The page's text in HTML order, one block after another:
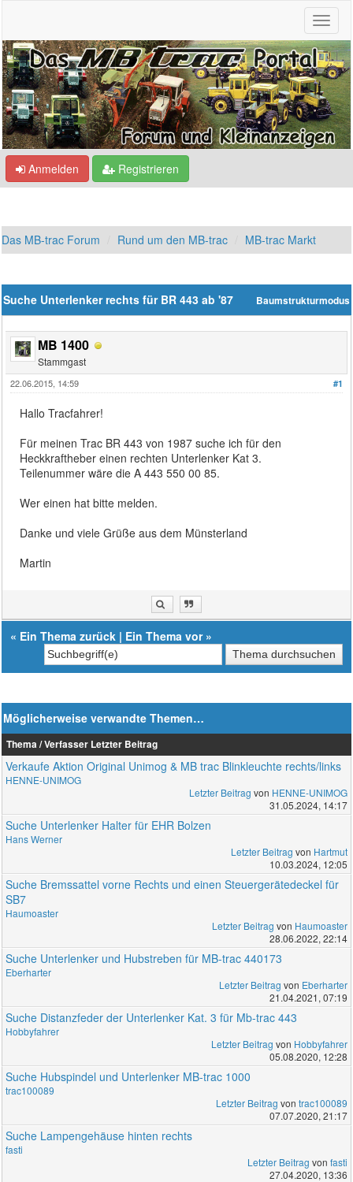
Anmelden Registrieren
Das MB-trac Forum Rund um den MB-trac MB-trac Markt
Baumstrukturmodus
Suche Unterlenker rechts für BR 443 ab '87
MB 1400
Stammgast
#1
22.06.2015, 14:59
Hallo Tracfahrer!
Für meinen Trac BR 443 von 1987 suche ich für den
Heckkraftheber einen rechten Unterlenker Kat 3.
Teilenummer wäre die A 443 550 00 85.
Wer einen hat bitte melden.
Danke und viele Grüße aus dem Münsterland
Martin
« Ein Thema zurück | Ein Thema vor»
Möglicherweise verwandte Themen…
Thema / Verfasser Letzter Beitrag
Verkaufe Aktion Original Unimog & MB trac Blinkleuchte rechts/links
HENNE-UNIMOG
Letzter Beitrag von HENNE-UNIMOG
31.05.2024, 14:17
Suche Unterlenker Halter für EHR Bolzen
Hans Werner
Letzter Beitrag von Hartmut
10.03.2024, 12:05
Suche Bremssattel vorne Rechts und einen Steuergerätedeckel für
SB7
Haumoaster
Letzter Beitrag von Haumoaster
28.06.2022, 22:14
Suche Unterlenker und Hubstreben für MB-trac 440173
Eberharter
Letzter Beitrag von Eberharter
21.04.2021, 07:19
Suche Distanzfeder der Unterlenker Kat. 3 für Mb-trac 443
Hobbyfahrer
Letzter Beitrag von Hobbyfahrer
05.08.2020, 12:28
Suche Hubspindel und Unterlenker MB-trac 1000
trac100089
Letzter Beitrag von trac100089
07.07.2020, 21:17
Suche Lampengehäuse hinten rechts
fasti
Letzter Beitrag von fasti
27.04.2020, 13:36